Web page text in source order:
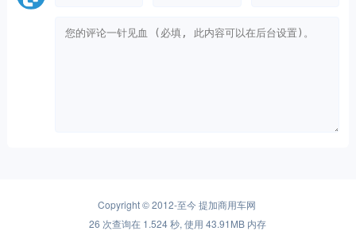
Copyright © 2012-至今提加商用车网
26 次查询在 1.524 秒, 使用 43.91MB 内存